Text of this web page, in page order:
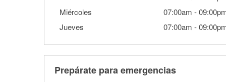
Miércoles
07:00am -
Jueves
07:00am -
Prepárate para emergencias